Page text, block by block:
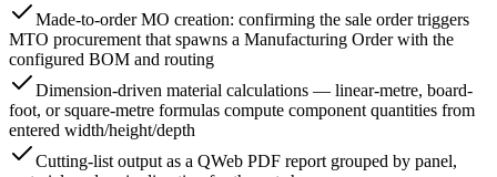
Made-to-order MO creation: confirming the sale order triggers
MTO procurement that spawns a Manufacturing Order with the
configured BOM and routing
Dimension-driven material calculations — linear-metre, board-
foot, or square-metre formulas compute component quantities from
entered width/height/depth
Cutting-list output as a QWeb PDF report grouped by panel,